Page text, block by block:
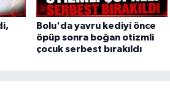
Bolu'da yavru kediyi önce
öpüp sonra boğan otizmli
çocuk serbest bırakıldı